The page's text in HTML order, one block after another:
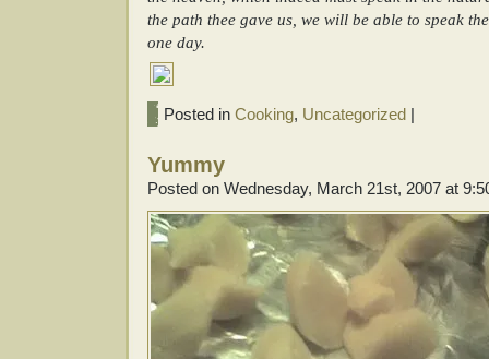
the path thee gave us, we will be able to speak
one day.
Posted in Cooking, Uncategorized |
Yummy
Posted on Wednesday, March 21st, 2007 at